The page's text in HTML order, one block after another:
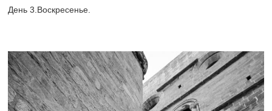
День 3.Воскресенье.